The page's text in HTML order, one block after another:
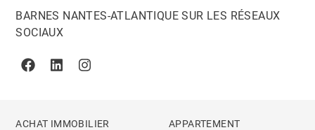
BARNES NANTES-ATLANTIQUE SUR LES RÉSEAUX
SOCIAUX
FacebookLinkedinInstagram
ACHAT IMMOBILIER APPARTEMENT